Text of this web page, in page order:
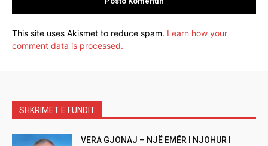
This site uses Akismet to reduce spam. Learn how your
comment data is processed.
SHKRIMET E FUNDIT
VERA GJONAJ – NJË EMËR I NJOHUR I